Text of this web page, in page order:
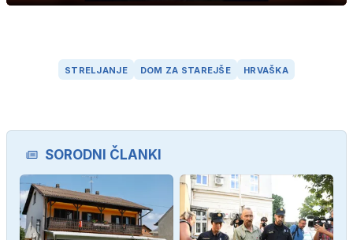
način
STRELJANJE DOM ZA STAREJŠE HRVAŠKA
SORODNI ČLANKI